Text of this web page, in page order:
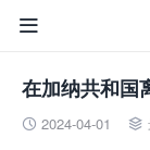

在加纳共和国
 2024-04-01 